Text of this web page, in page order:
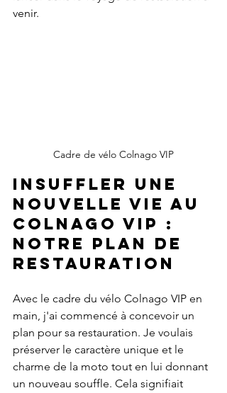
venir.
Cadre de vélo Colnago VIP
Insuffler une
nouvelle vie au
Colnago VIP :
notre plan de
restauration
Avec le cadre du vélo Colnago VIP en
main, j'ai commencé à concevoir un
plan pour sa restauration. Je voulais
préserver le caractère unique et le
charme de la moto tout en lui donnant
un nouveau souffle. Cela signifiait